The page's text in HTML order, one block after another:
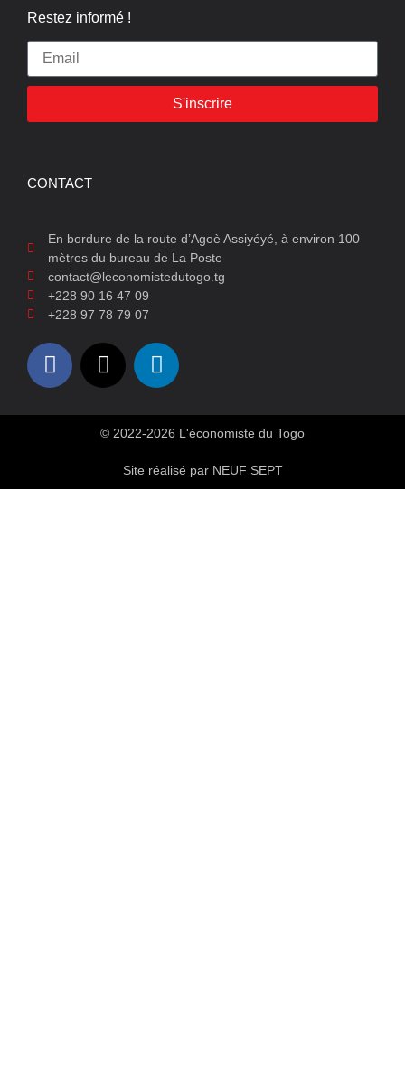
Restez informé !
S'inscrire
CONTACT
En bordure de la route d’Agoè Assiyéyé, à environ 100
mètres du bureau de La Poste
contact@leconomistedutogo.tg
+228 90 16 47 09
+228 97 78 79 07
© 2022-2026 L'économiste du Togo
Site réalisé par NEUF SEPT